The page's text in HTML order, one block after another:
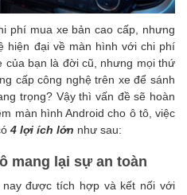
phí mua xe bản cao cấp, nhưng
hiện đại về màn hình với chi phí
của bạn là đời cũ, nhưng mọi thứ
cấp công nghệ trên xe để sánh
trọng? Vậy thì vấn đề sẽ hoàn
màn hình Android cho ô tô, việc
4 lợi ích lớn như sau:
mang lại sự an toàn
nay được tích hợp và kết nối với